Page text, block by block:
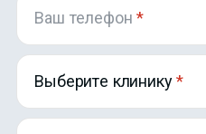
Ваш телефон*
Выберите клинику